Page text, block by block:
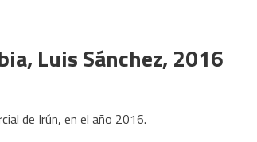
Luis Sánchez, 2016
de Irún, en el año 2016.